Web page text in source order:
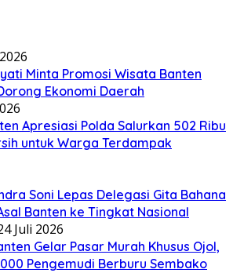
Minta Promosi Wisata Banten
Ekonomi Daerah
Apresiasi Polda Salurkan 502 Ribu
untuk Warga Terdampak
Soni Lepas Delegasi Gita Bahana
Banten ke Tingkat Nasional
Juli 2026
Gelar Pasar Murah Khusus Ojol,
Pengemudi Berburu Sembako